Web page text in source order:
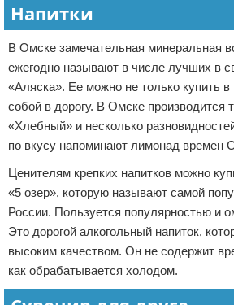
Напитки
В Омске замечательная минеральная
ежегодно называют в числе лучших в
«Аляска». Ее можно не только купить в
собой в дорогу. В Омске производится
«Хлебный» и несколько
по вкусу напоминают лимонад времен
Ценителям крепких напитков можно
«5 озер», которую называют самой
России. Пользуется популярностью и
Это дорогой алкогольный напиток,
высоким качеством. Он не содержит
как обрабатывается холодом.